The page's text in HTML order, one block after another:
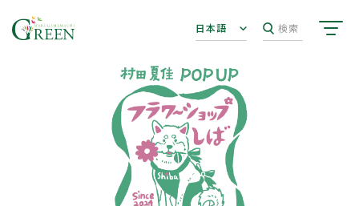
日本語 検索